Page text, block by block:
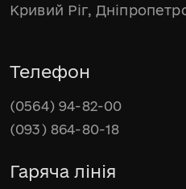
Кривий Ріг,
Телефон
(0564) 94-82-00
(093) 864-80-18
Гаряча лінія